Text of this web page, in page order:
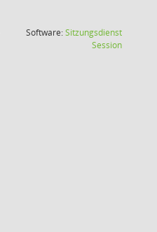
Software:Sitzungsdienst
Session(Wird in